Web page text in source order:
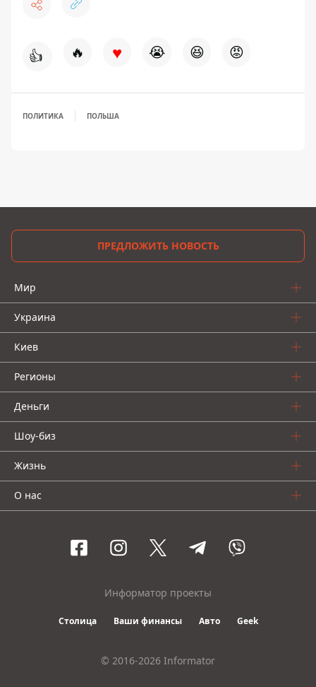
👍 🔥 ♥ 😭 😆 😡
ПОЛИТИКА ПОЛЬША
ПРЕДЛОЖИТЬ НОВОСТЬ
Мир
Украина
Киев
Регионы
Деньги
Шоу-биз
Жизнь
О нас
Информатор проекты
Столица Ваши финансы Авто Geek
© 2016-2026 Informator